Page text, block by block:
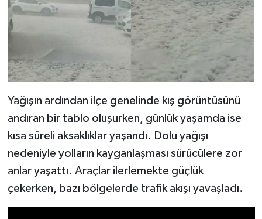
Yağışın ardından ilçe genelinde kış görüntüsünü
andıran bir tablo oluşurken, günlük yaşamda ise
kısa süreli aksaklıklar yaşandı. Dolu yağışı
nedeniyle yolların kayganlaşması sürücülere zor
anlar yaşattı. Araçlar ilerlemekte güçlük
çekerken, bazı bölgelerde trafik akışı yavaşladı.